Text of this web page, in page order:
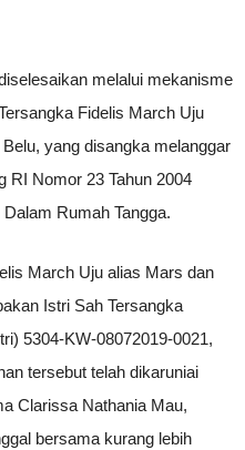
melalui mekanisme
Fidelis March Uju
yang disangka melanggar
RI Nomor 23 Tahun 2004
Rumah Tangga.
March Uju alias Mars dan
Istri Sah Tersangka
5304-KW-08072019-0021,
tersebut telah dikaruniai
Clarissa Nathania Mau,
bersama kurang lebih